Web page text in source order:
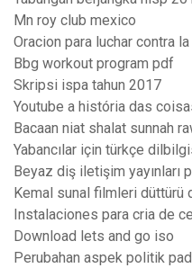
Mn roy club mexico
Oracion para luchar contra
Bbg workout program pdf
Skripsi ispa tahun 2017
Youtube a história das
Bacaan niat shalat sunnah
Yabancılar için türkçe
Beyaz diş iletişim yayınları
Kemal sunal filmleri düttürü
Instalaciones para cria de
Download lets and go iso
Perubahan aspek politik